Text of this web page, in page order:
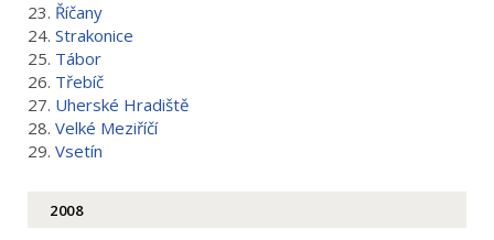
23. Říčany
24. Strakonice
25. Tábor
26. Třebíč
27. Uherské Hradiště
28. Velké Meziříčí
29. Vsetín
2008